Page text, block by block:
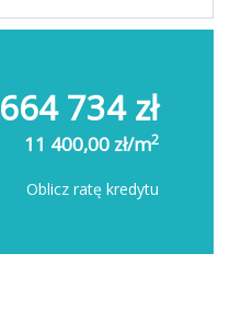
664 734 zł
11 400,00 zł/m2
Oblicz ratę kredytu